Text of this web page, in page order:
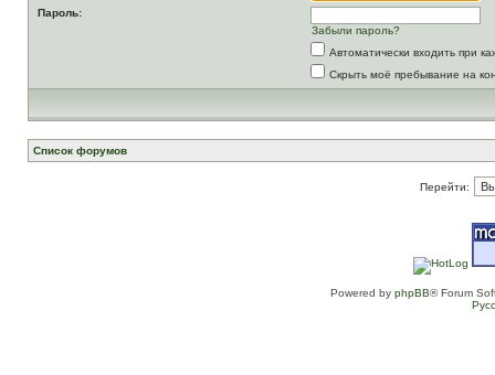
Пароль:
Забыли пароль?
Автоматически входить при
Скрыть моё пребывание на
Список форумов
Перейти:
Powered by phpBB® Forum